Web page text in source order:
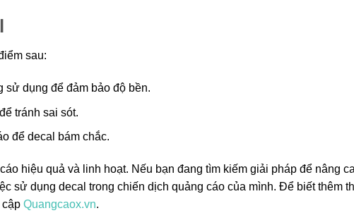
sau:
dụng để đảm bảo độ bền.
tránh sai sót.
để decal bám chắc.
hiệu quả và linh hoạt. Nếu bạn đang tìm kiếm giải pháp để nâng
sử dụng decal trong chiến dịch quảng cáo của mình. Để biết thêm
cập Quangcaox.vn.